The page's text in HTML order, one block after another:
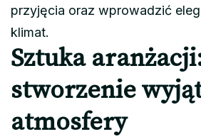
przyjęcia oraz wprowadzić
klimat.
Sztuka
stworzenie
atmosfery